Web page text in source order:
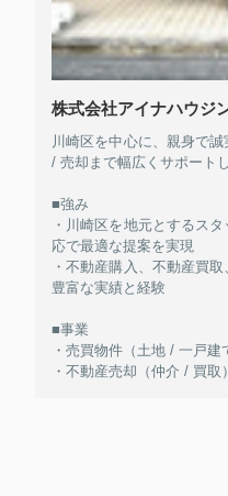
株式会社アイナハウジ
川崎区を中心に、親身で
/ 売却まで幅広くサポート
■強み
・川崎区を地元とするス
応で最適な提案を実現
・不動産購入、不動産買
豊富な実績と経験
■事業
・売買物件（土地 / 一戸建
・不動産売却（仲介 / 買取）